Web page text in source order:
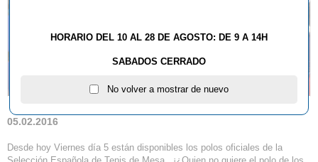
05.02.2016
Desde hoy Viernes día 5 están disponibles los polos oficiales de la
HORARIO DEL 10 AL 28 DE AGOSTO: DE 9 A 14H
SABADOS CERRADO
No volver a mostrar de nuevo